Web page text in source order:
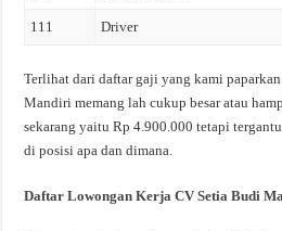
111 Driver
Terlihat dari daftar gaji yang kami
Mandiri memang lah cukup besar atau
sekarang yaitu Rp 4.900.000 tetapi
di posisi apa dan dimana.
Daftar Lowongan Kerja CV Setia Budi